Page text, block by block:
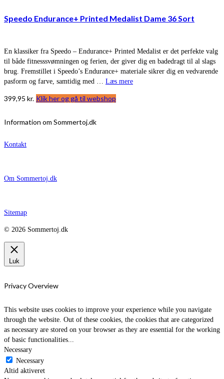
Speedo Endurance+ Printed Medalist Dame 36 Sort
En klassiker fra Speedo – Endurance+ Printed Medalist er det perfekte valg
til både fitnesssvømningen og ferien, der giver dig en badedragt til al slags
brug. Fremstillet i Speedo’s Endurance+ materiale sikrer dig en vedvarende
pasform og farve, samtidig med … Læs mere
399,95 kr. Klik her og gå til webshop
Information om Sommertoj.dk
Kontakt
Om Sommertoj.dk
Sitemap
© 2026 Sommertoj.dk
Luk
Privacy Overview
This website uses cookies to improve your experience while you navigate
through the website. Out of these cookies, the cookies that are categorized
as necessary are stored on your browser as they are essential for the working
of basic functionalities...
Necessary
Necessary
Altid aktiveret